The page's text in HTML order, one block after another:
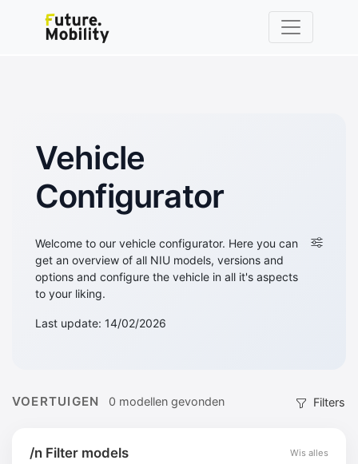
Vehicle
Configurator
Welcome to our vehicle configurator. Here you can
get an overview of all NIU models, versions and
options and configure the vehicle in all it's aspects
to your liking.
Last update: 14/02/2026
VOERTUIGEN 0 modellen gevonden Filters
/n Filter models Wis alles